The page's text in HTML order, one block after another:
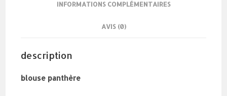
INFORMATIONS COMPLÉMENTAIRES
AVIS (0)
description
blouse panthère